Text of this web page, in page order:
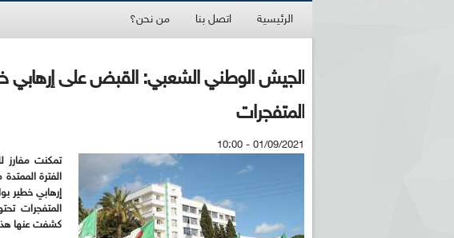
الرئيسية اتصل بنا من نحن؟
الجيش الوطني الشعبي: القبض على إرهابي
المتفجرات
01/09/2021 - 10:00
تمكنت مفارز
إرهابي خطير
كشفت عنها هذا